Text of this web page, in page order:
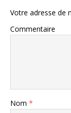
Votre adresse de
Commentaire
Nom *